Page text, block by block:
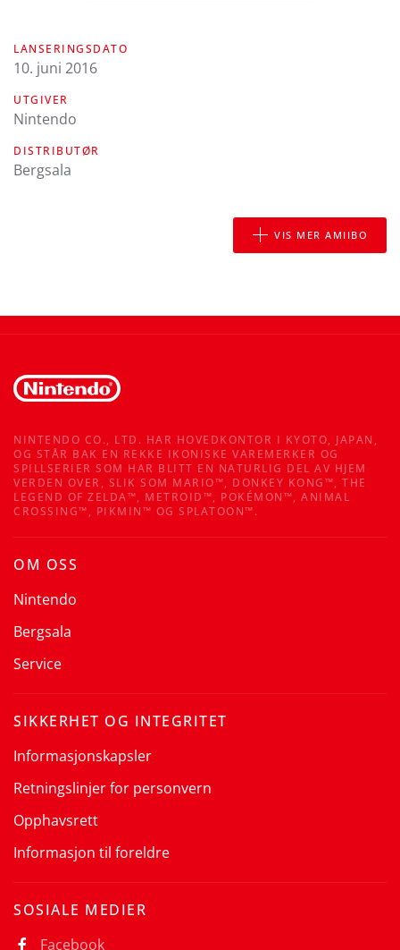
LANSERINGSDATO
10. juni 2016
UTGIVER
Nintendo
DISTRIBUTØR
Bergsala
VIS MER AMIIBO
NINTENDO CO., LTD. HAR HOVEDKONTOR I KYOTO, JAPAN,
OG STÅR BAK EN REKKE IKONISKE VAREMERKER OG
SPILLSERIER SOM HAR BLITT EN NATURLIG DEL AV HJEM
VERDEN OVER, SLIK SOM MARIO™, DONKEY KONG™, THE
LEGEND OF ZELDA™, METROID™, POKÉMON™, ANIMAL
CROSSING™, PIKMIN™ OG SPLATOON™.
OM OSS
Nintendo
Bergsala
Service
SIKKERHET OG INTEGRITET
Informasjonskapsler
Retningslinjer for personvern
Opphavsrett
Informasjon til foreldre
SOSIALE MEDIER
Facebook